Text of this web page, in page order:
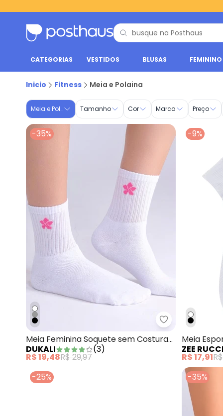
CATEGORIAS VESTIDOS BLUSAS FEMININO
Inicio Fitness Meia e Polaina
Meia e Polaina Tamanho Cor Marca Preço
-35%
Dukali - Meia
Meia Feminina Soquete sem Costura
Branco
DUKALI (3)
R$ 19,48R$ 29,97
-9%
Meia
ZEE RUCCI
R$ 17,91
-25%
-35%